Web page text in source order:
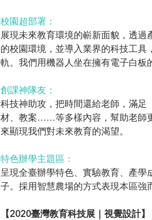
校園超部署：
展現未來教育環境的嶄新面貌，透
的校園環境，並導入業界的科技工
軌。我們用機器人坐在擁有電子白板
創課神隊友：
科技神助攻，把時間還給老師，滿
材、教案……等多樣內容，幫助老師
來顯現我們對未來教育的渴望。
特色辦學主題區：
呈現全臺辦學特色、實驗教育、產
子。採用智慧農場的方式表現本區強
【2020臺灣教育科技展｜視覺設計】